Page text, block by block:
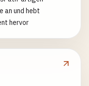
an und hebt
hervor